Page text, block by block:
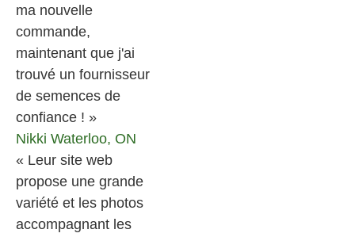
ma nouvelle
commande,
maintenant que j'ai
trouvé un fournisseur
de semences de
confiance ! »
Nikki Waterloo, ON
« Leur site web
propose une grande
variété et les photos
accompagnant les